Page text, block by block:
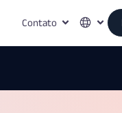
Contato